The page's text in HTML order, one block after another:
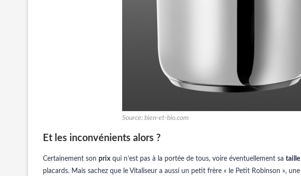
Source: bien-et-bio.com
Et les inconvénients alors ?
Certainement son prix qui n’est pas à la portée de tous, voire éventuellement sa taille
placards. Mais sachez que le Vitaliseur a aussi un petit frère « le Petit Robinson », une